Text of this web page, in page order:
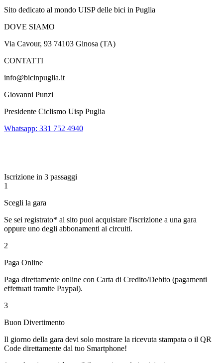
Sito dedicato al mondo UISP delle bici in Puglia
DOVE SIAMO
Via Cavour, 93 74103 Ginosa (TA)
CONTATTI
info@bicinpuglia.it
Giovanni Punzi
Presidente Ciclismo Uisp Puglia
Whatsapp: 331 752 4940
Iscrizione in 3 passaggi
1
Scegli la gara
Se sei registrato* al sito puoi acquistare l'iscrizione a una gara
oppure uno degli abbonamenti ai circuiti.
2
Paga Online
Paga direttamente online con Carta di Credito/Debito (pagamenti
effettuati tramite Paypal).
3
Buon Divertimento
Il giorno della gara devi solo mostrare la ricevuta stampata o il QR
Code direttamente dal tuo Smartphone!